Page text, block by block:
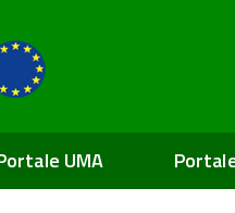
UMA